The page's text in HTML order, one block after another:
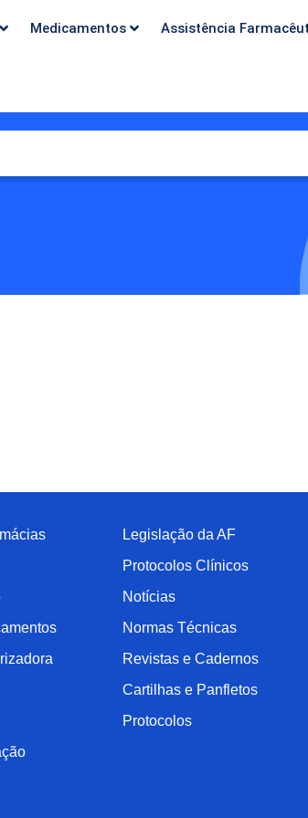
Medicamentos Assistência
Legislação da AF
Protocolos Clínicos
Notícias
Normas Técnicas
Revistas e Cadernos
Cartilhas e Panfletos
Protocolos